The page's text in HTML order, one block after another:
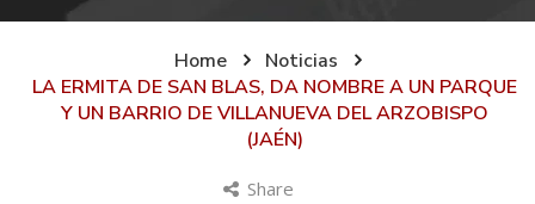
Home
Noticias
LA ERMITA DE SAN BLAS, DA NOMBRE A UN PARQUE
Y UN BARRIO DE VILLANUEVA DEL ARZOBISPO
(JAÉN)
Share